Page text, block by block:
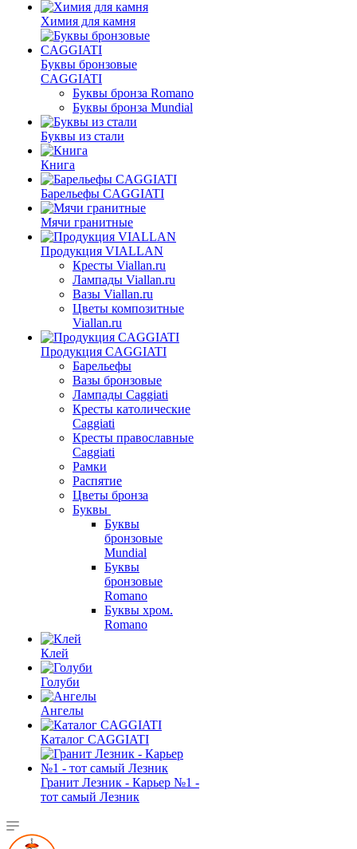
Химия для камня
Буквы бронзовые
CAGGIATI
Буквы бронза Romano
Буквы бронза Mundial
Буквы из стали
Книга
Барельефы CAGGIATI
Мячи гранитные
Продукция VIALLAN
Кресты Viallan.ru
Лампады Viallan.ru
Вазы Viallan.ru
Цветы композитные
Viallan.ru
Продукция CAGGIATI
Барельефы
Вазы бронзовые
Лампады Caggiati
Кресты католические
Caggiati
Кресты православные
Caggiati
Рамки
Распятие
Цветы бронза
Буквы
Буквы
бронзовые
Mundial
Буквы
бронзовые
Romano
Буквы хром.
Romano
Клей
Голуби
Ангелы
Каталог CAGGIATI
Гранит Лезник - Карьер №1 -
тот самый Лезник